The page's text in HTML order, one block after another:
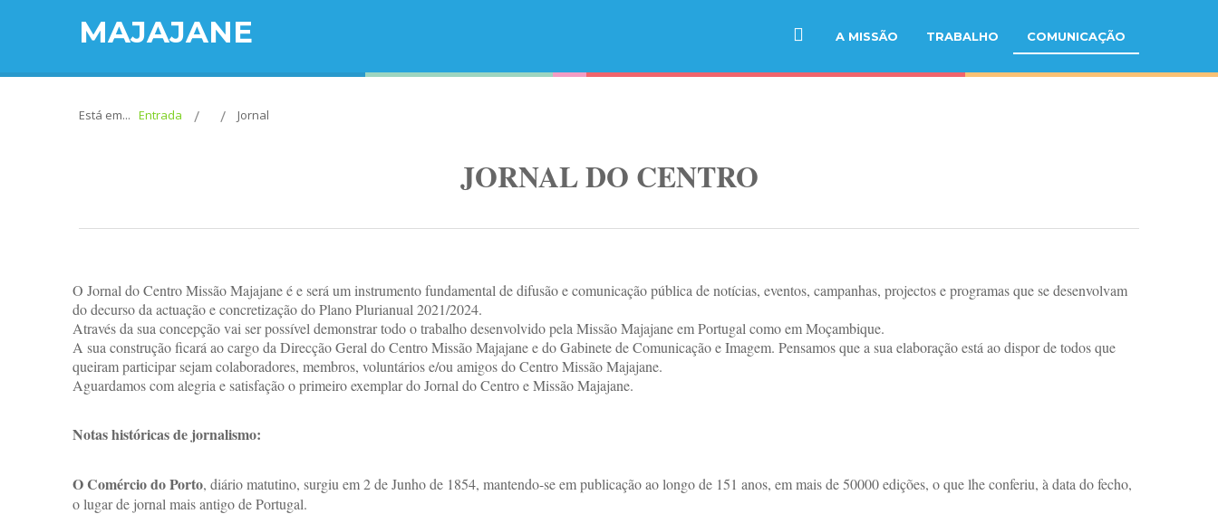
MAJAJANE A MISSÃO TRABALHO COMUNICAÇÃO
Está em... Entrada Jornal
JORNAL DO CENTRO
O Jornal do Centro Missão Majajane é e será um instrumento fundamental de difusão e comunicação pública de notícias, eventos, campanhas, projectos e programas que se desenvolvam
do decurso da actuação e concretização do Plano Plurianual 2021/2024.
Através da sua concepção vai ser possível demonstrar todo o trabalho desenvolvido pela Missão Majajane em Portugal como em Moçambique.
A sua construção ficará ao cargo da Direcção Geral do Centro Missão Majajane e do Gabinete de Comunicação e Imagem. Pensamos que a sua elaboração está ao dispor de todos que
queiram participar sejam colaboradores, membros, voluntários e/ou amigos do Centro Missão Majajane.
Aguardamos com alegria e satisfação o primeiro exemplar do Jornal do Centro e Missão Majajane.
Notas históricas de jornalismo:
O Comércio do Porto, diário matutino, surgiu em 2 de Junho de 1854, mantendo-se em publicação ao longo de 151 anos, em mais de 50000 edições, o que lhe conferiu, à data do fecho,
o lugar de jornal mais antigo de Portugal.